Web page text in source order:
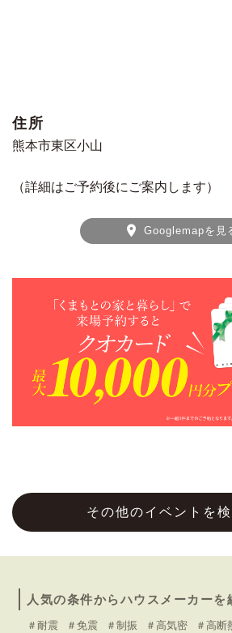
住所
熊本市東区小山
（詳細はご予約後にご案内します）
Googlemapを見
その他のイベントを
人気の条件からハウスメーカーを
＃耐震 ＃免震 ＃制振 ＃高気密
＃高断